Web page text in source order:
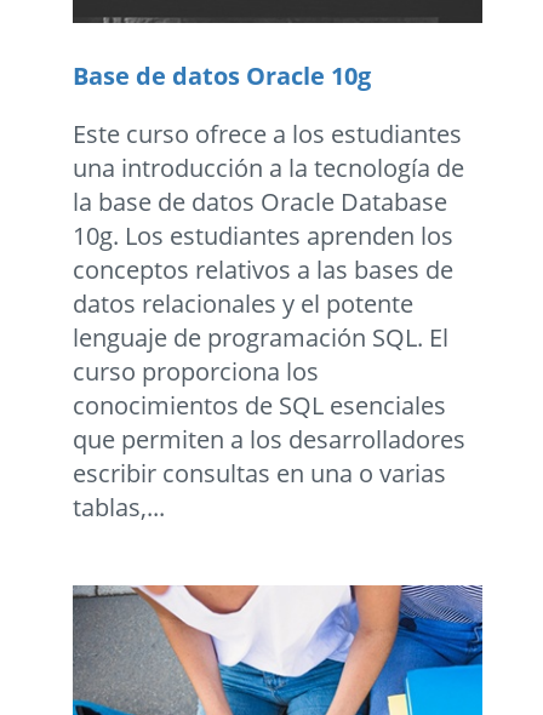
Base de datos Oracle 10g
Este curso ofrece a los estudiantes
una introducción a la tecnología de
la base de datos Oracle Database
10g. Los estudiantes aprenden los
conceptos relativos a las bases de
datos relacionales y el potente
lenguaje de programación SQL. El
curso proporciona los
conocimientos de SQL esenciales
que permiten a los desarrolladores
escribir consultas en una o varias
tablas,...